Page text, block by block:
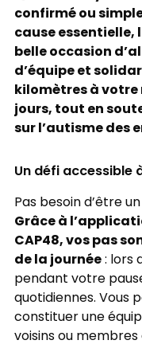
confirmé ou
cause essentielle,
belle occasion
d’équipe et
kilomètres à votre
jours, tout en
sur l’autisme des
Un défi accessible
Pas besoin d’être
Grâce à
CAP48, vos pas
de la journée: lors
pendant votre
quotidiennes. Vous
constituer une
voisins ou